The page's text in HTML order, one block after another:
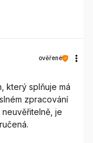
ověřené
který splňuje má
zpracování
je